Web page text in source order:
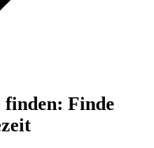
finden: Finde